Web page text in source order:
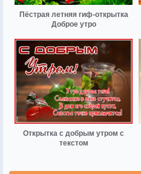
Пёстрая летняя гиф-открытка
Доброе утро
Открытка с добрым утром с
текстом